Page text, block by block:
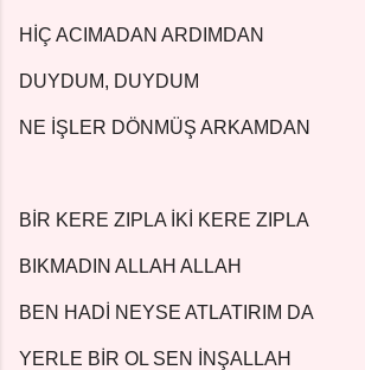
HİÇ ACIMADAN ARDIMDAN
DUYDUM, DUYDUM
NE İŞLER DÖNMÜŞ ARKAMDAN
BİR KERE ZIPLA İKİ KERE ZIPLA
BIKMADIN ALLAH ALLAH
BEN HADİ NEYSE ATLATIRIM DA
YERLE BİR OL SEN İNŞALLAH